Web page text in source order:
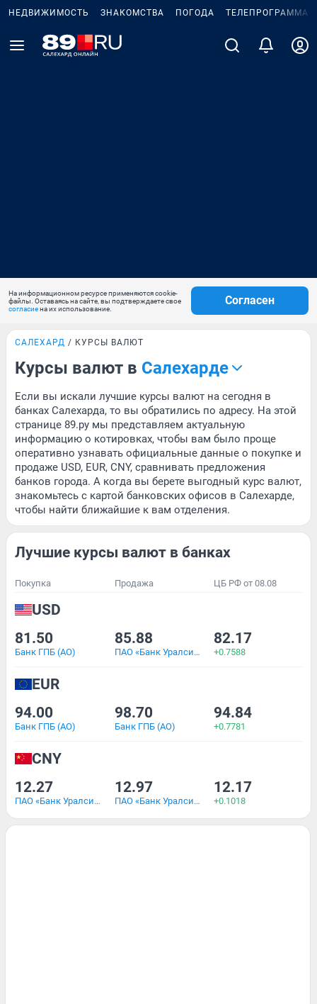
НЕДВИЖИМОСТЬ ЗНАКОМСТВА ПОГОДА ТЕЛЕПРОГРАММА
На информационном ресурсе применяются cookie-
файлы. Оставаясь на сайте, вы подтверждаете свое
согласиена их использование.
Согласен
САЛЕХАРД КУРСЫ ВАЛЮТ
Курсы валют в Салехарде
Если вы искали лучшие курсы валют на сегодня в
банках Салехарда, то вы обратились по адресу. На этой
странице 89.ру мы представляем актуальную
информацию о котировках, чтобы вам было проще
оперативно узнавать официальные данные о покупке и
продаже USD, EUR, CNY, сравнивать предложения
банков города. А когда вы берете выгодный курс валют,
знакомьтесь с картой банковских офисов в Салехарде,
чтобы найти ближайшие к вам отделения.
Лучшие курсы валют в банках
Покупка Продажа ЦБ РФ от 08.08
USD
81.50
Банк ГПБ (АО)
85.88
ПАО «Банк Уралсиб»
82.17
+0.7588
EUR
94.00
Банк ГПБ (АО)
98.70
Банк ГПБ (АО)
94.84
+0.7781
CNY
12.27
ПАО «Банк Уралсиб»
12.97
ПАО «Банк Уралсиб»
12.17
+0.1018